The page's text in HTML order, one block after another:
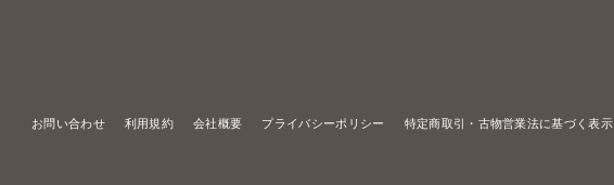
お問い合わせ 利用規約 会社概要 プライバシーポリシー 特定商取引・古物営業法に基づく表示